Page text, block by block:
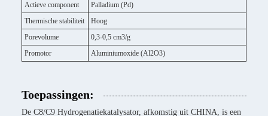
Actieve component
Palladium (Pd)
Thermische stabiliteit
Hoog
Porevolume
0,3-0,5 cm3/g
Promotor
Aluminiumoxide (Al2O3)
Toepassingen:
De C8/C9 Hydrogenatiekatalysator, afkomstig uit CHINA, is een